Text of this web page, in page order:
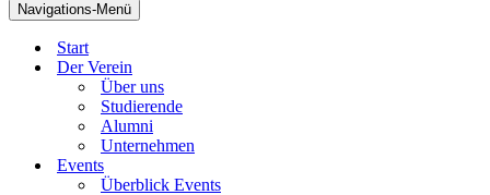
Navigations-Menü
Start
Der Verein
Über uns
Studierende
Alumni
Unternehmen
Events
Überblick Events